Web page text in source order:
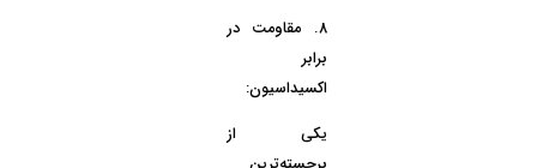
8.
مقاومت در
برابر
اکسیداسیون:
یکی از